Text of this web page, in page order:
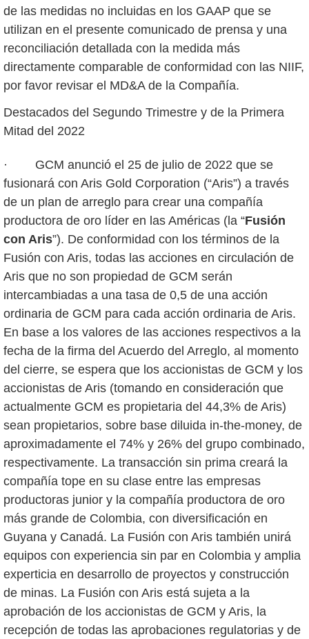
de las medidas no incluidas en los GAAP que se
utilizan en el presente comunicado de prensa y una
reconciliación detallada con la medida más
directamente comparable de conformidad con las NIIF,
por favor revisar el MD&A de la Compañía.
Destacados del Segundo Trimestre y de la Primera
Mitad del 2022
· GCM anunció el 25 de julio de 2022 que se
fusionará con Aris Gold Corporation (“Aris”) a través
de un plan de arreglo para crear una compañía
productora de oro líder en las Américas (la “Fusión
con Aris”). De conformidad con los términos de la
Fusión con Aris, todas las acciones en circulación de
Aris que no son propiedad de GCM serán
intercambiadas a una tasa de 0,5 de una acción
ordinaria de GCM para cada acción ordinaria de Aris.
En base a los valores de las acciones respectivos a la
fecha de la firma del Acuerdo del Arreglo, al momento
del cierre, se espera que los accionistas de GCM y los
accionistas de Aris (tomando en consideración que
actualmente GCM es propietaria del 44,3% de Aris)
sean propietarios, sobre base diluida in-the-money, de
aproximadamente el 74% y 26% del grupo combinado,
respectivamente. La transacción sin prima creará la
compañía tope en su clase entre las empresas
productoras junior y la compañía productora de oro
más grande de Colombia, con diversificación en
Guyana y Canadá. La Fusión con Aris también unirá
equipos con experiencia sin par en Colombia y amplia
experticia en desarrollo de proyectos y construcción
de minas. La Fusión con Aris está sujeta a la
aprobación de los accionistas de GCM y Aris, la
recepción de todas las aprobaciones regulatorias y de